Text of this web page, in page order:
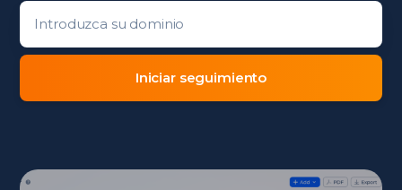
Domain entry form for site analysis.
Iniciar seguimiento